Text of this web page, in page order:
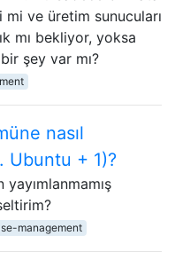
ve üretim sunucuları
mı bekliyor, yoksa
şey var mı?
nasıl
Ubuntu + 1)?
management